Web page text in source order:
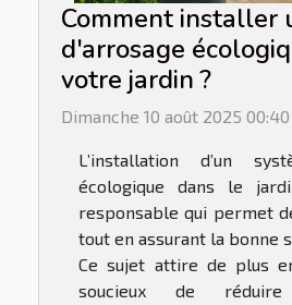
Comment installer
d'arrosage
votre jardin ?
Dimanche 10 août 2025 00:40
L’installation d’un
écologique dans le
responsable qui permet
tout en assurant la bonne
Ce sujet attire de plus
soucieux de